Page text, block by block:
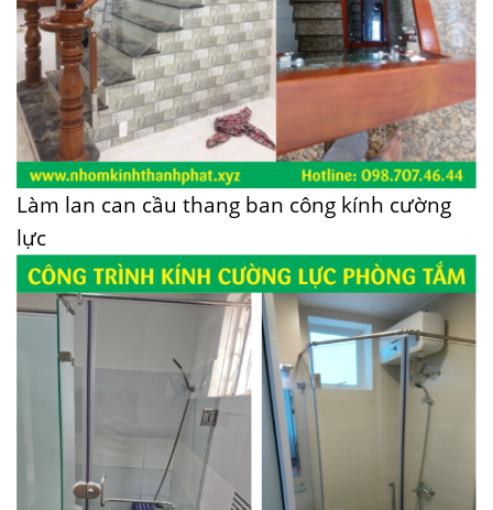
Làm lan can cầu thang ban công kính cường
lực